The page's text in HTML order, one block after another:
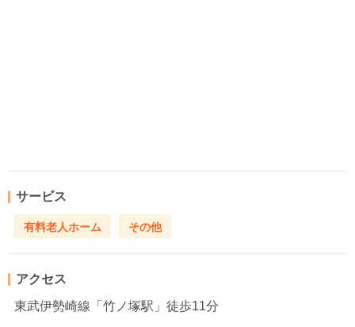
サービス
有料老人ホーム その他
アクセス
東武伊勢崎線「竹ノ塚駅」徒歩11分